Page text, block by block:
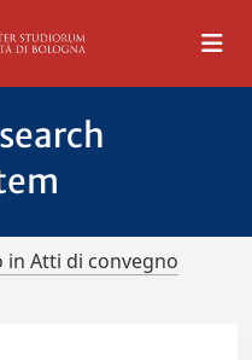
in Atti di convegno